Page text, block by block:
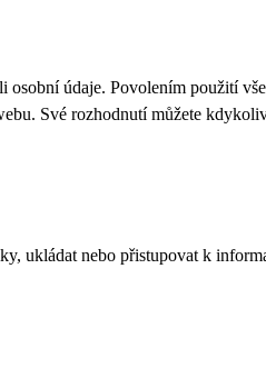
údaje. Povolením použití
Své rozhodnutí můžete
ukládat nebo přistupovat k